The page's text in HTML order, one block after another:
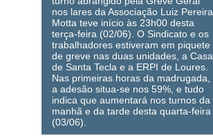
nos lares da Associação Luiz Pereira
Motta teve início às 23h00 desta
terça-feira (02/06). O Sindicato e os
trabalhadores estiveram em piquete
de greve nas duas unidades, a Casa
de Santa Tecla e a ERPI de Loures.
Nas primeiras horas da madrugada,
a adesão situa-se nos 59%, e tudo
indica que aumentará nos turnos da
manhã e da tarde desta quarta-feira
(03/06).